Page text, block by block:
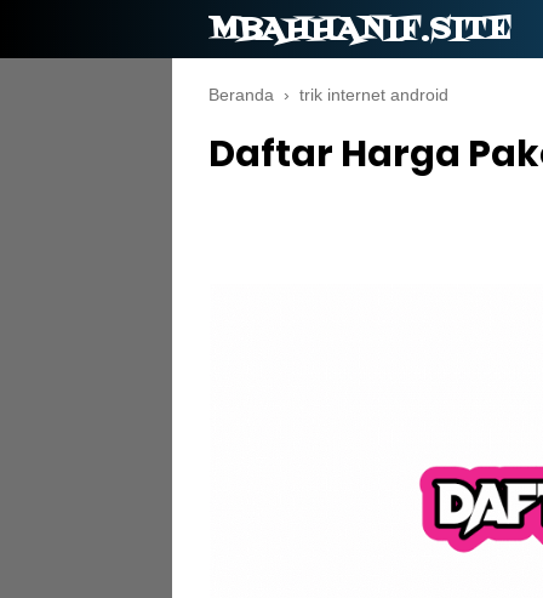
MBAHHANIF.SITE
Beranda › trik internet android
Daftar Harga